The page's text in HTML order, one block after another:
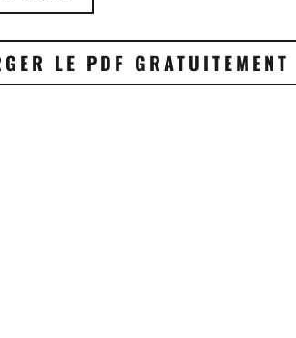
LE PDF GRATUITEMENT